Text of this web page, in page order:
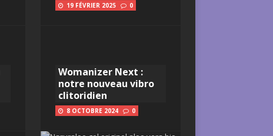
19 FÉVRIER 2025 0
Womanizer Next :
notre nouveau vibro
clitoridien
8 OCTOBRE 2024 0